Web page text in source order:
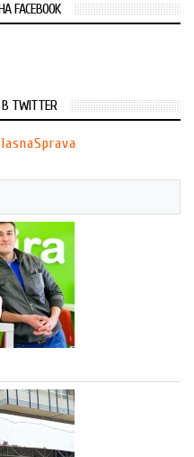
FACEBOOK
TWITTER